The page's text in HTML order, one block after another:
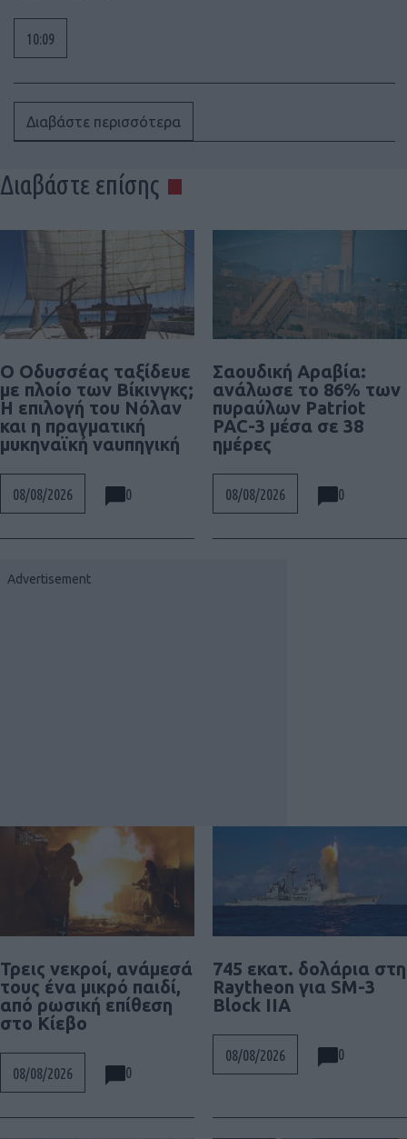
10:09
Διαβάστε περισσότερα
Διαβάστε επίσης
Ο Οδυσσέας ταξίδευε
με πλοίο των Βίκινγκς;
Η επιλογή του Νόλαν
και η πραγματική
μυκηναϊκή ναυπηγική
08/08/2026 0
Σαουδική Αραβία:
ανάλωσε το 86% των
πυραύλων Patriot
PAC-3 μέσα σε 38
ημέρες
08/08/2026 0
Τρεις νεκροί, ανάμεσά
τους ένα μικρό παιδί,
από ρωσική επίθεση
στο Κίεβο
08/08/2026 0
745 εκατ. δολάρια στη
Raytheon για SM-3
Block IIA
08/08/2026 0